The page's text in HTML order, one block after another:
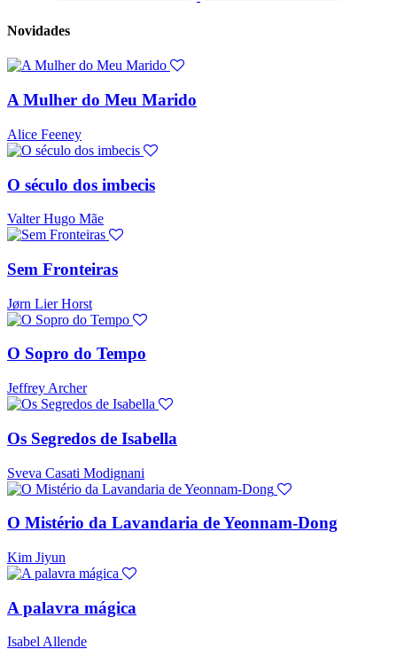
Novidades
A Mulher do Meu Marido
Alice Feeney
O século dos imbecis
Valter Hugo Mãe
Sem Fronteiras
Jørn Lier Horst
O Sopro do Tempo
Jeffrey Archer
Os Segredos de Isabella
Sveva Casati Modignani
O Mistério da Lavandaria de Yeonnam-Dong
Kim Jiyun
A palavra mágica
Isabel Allende